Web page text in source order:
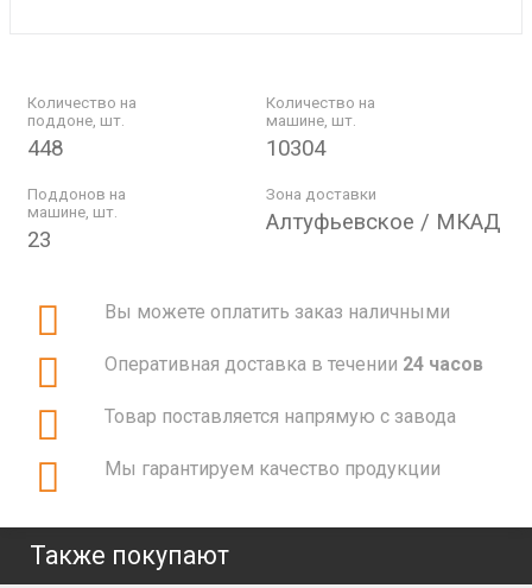
Количество на
поддоне, шт.
448
Количество на
машине, шт.
10304
Поддонов на
машине, шт.
23
Зона доставки
Алтуфьевское / МКАД
Вы можете оплатить заказ наличными
Оперативная доставка в течении 24 часов
Товар поставляется напрямую с завода
Мы гарантируем качество продукции
Также покупают